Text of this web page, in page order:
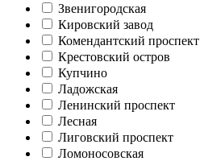
Звенигородская
Кировский завод
Комендантский проспект
Крестовский остров
Купчино
Ладожская
Ленинский проспект
Лесная
Лиговский проспект
Ломоносовская